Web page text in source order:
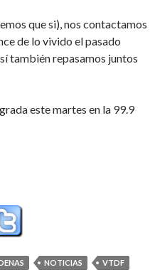
que si), nos contactamos
de lo vivido el pasado
también repasamos juntos
este martes en la 99.9
no importa cuando lo leas
NOTICIAS VTDF